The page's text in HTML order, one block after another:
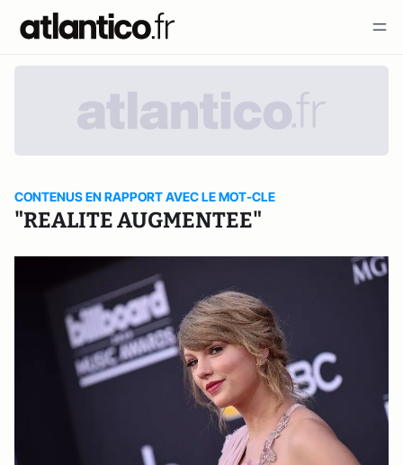
CONTENUS EN RAPPORT AVEC LE MOT-CLE
"REALITE AUGMENTEE"